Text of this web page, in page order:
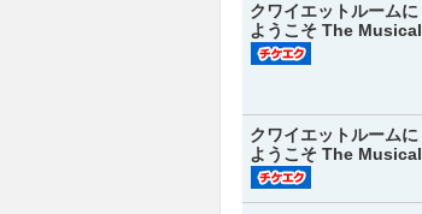
クワイエットルームに
ようこそ The Musical
クワイエットルームに
ようこそ The Musical